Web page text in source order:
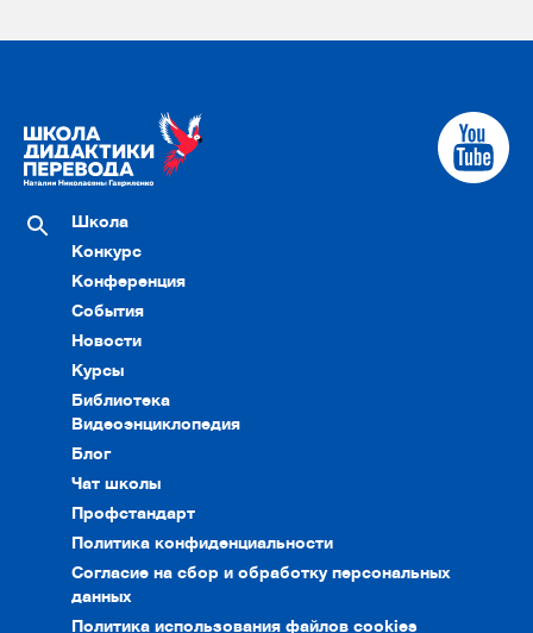
Школа
Конкурс
Конференция
События
Новости
Курсы
Библиотека
Видеоэнциклопедия
Блог
Чат школы
Профстандарт
Политика конфиденциальности
Согласие на сбор и обработку персональных
данных
Политика использования файлов cookies